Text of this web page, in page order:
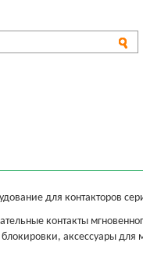
для контакторов
контакты
аксессуары для